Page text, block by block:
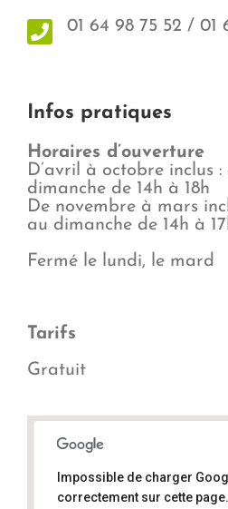
01 64 98 75 52 / 01
Infos pratiques
Horaires d’ouverture
D’avril à octobre inclus
dimanche de 14h à 18h
De novembre à mars
au dimanche de 14h à
Fermé le lundi, le mard
Tarifs
Gratuit
8 bis rue Farnault,
Impossible de charger
correctement sur cette page.